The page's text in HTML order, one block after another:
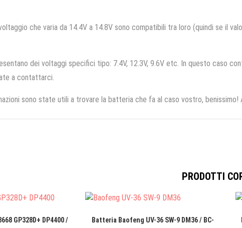
che varia da 14.4V a 14.8V sono compatibili tra loro (quindi se il
dei voltaggi specifici tipo: 7.4V, 12.3V, 9.6V etc. In questo caso
a contattarci.
sono state utili a trovare la batteria che fa al caso vostro,
PRODOTTI
GP328D+ DP4400 /
Batteria Baofeng UV-36 SW-9 DM36 / BC-